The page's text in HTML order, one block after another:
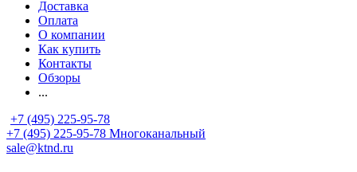
Доставка
Оплата
О компании
Как купить
Контакты
Обзоры
...
+7 (495) 225-95-78
+7 (495) 225-95-78 Многоканальный
sale@ktnd.ru